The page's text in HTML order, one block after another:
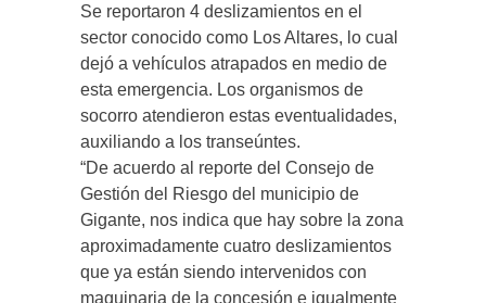
Se reportaron 4 deslizamientos en el
sector conocido como Los Altares, lo cual
dejó a vehículos atrapados en medio de
esta emergencia. Los organismos de
socorro atendieron estas eventualidades,
auxiliando a los transeúntes.
“De acuerdo al reporte del Consejo de
Gestión del Riesgo del municipio de
Gigante, nos indica que hay sobre la zona
aproximadamente cuatro deslizamientos
que ya están siendo intervenidos con
maquinaria de la concesión e igualmente